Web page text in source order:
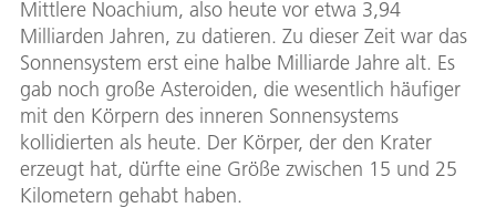
Mittlere Noachium, also heute vor etwa 3,94
Milliarden Jahren, zu datieren. Zu dieser Zeit war das
Sonnensystem erst eine halbe Milliarde Jahre alt. Es
gab noch große Asteroiden, die wesentlich häufiger
mit den Körpern des inneren Sonnensystems
kollidierten als heute. Der Körper, der den Krater
erzeugt hat, dürfte eine Größe zwischen 15 und 25
Kilometern gehabt haben.